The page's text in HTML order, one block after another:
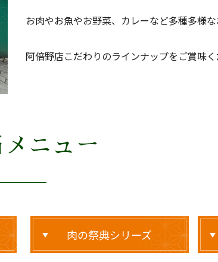
お肉やお魚やお野菜、カレーなど多種多様な
阿倍野店こだわりのラインナップをご賞味く
ニュー
肉の祭典シリーズ